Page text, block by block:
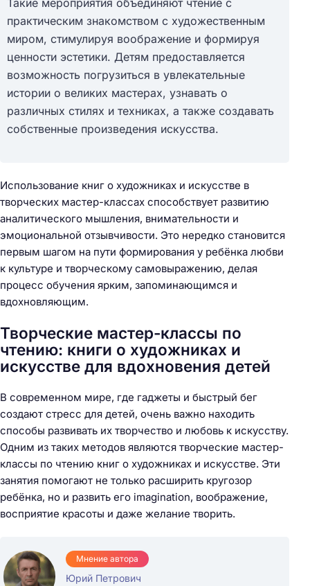
Такие мероприятия объединяют чтение с
практическим знакомством с художественным
миром, стимулируя воображение и формируя
ценности эстетики. Детям предоставляется
возможность погрузиться в увлекательные
истории о великих мастерах, узнавать о
различных стилях и техниках, а также создавать
собственные произведения искусства.
Использование книг о художниках и искусстве в
творческих мастер-классах способствует развитию
аналитического мышления, внимательности и
эмоциональной отзывчивости. Это нередко становитcя
первым шагом на пути формирования у ребёнка любви
к культуре и творческому самовыражению, делая
процесс обучения ярким, запоминающимся и
вдохновляющим.
Творческие мастер-классы по
чтению: книги о художниках и
искусстве для вдохновения детей
В современном мире, где гаджеты и быстрый бег
создают стресс для детей, очень важно находить
способы развивать их творчество и любовь к искусству.
Одним из таких методов являются творческие мастер-
классы по чтению книг о художниках и искусстве. Эти
занятия помогают не только расширить кругозор
ребёнка, но и развить его imagination, воображение,
восприятие красоты и даже желание творить.
Мнение автора
Юрий Петрович